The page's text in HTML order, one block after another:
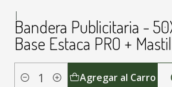
|
Bandera Publicitaria -
Base Estaca PRO +
Cantidad Agregar al Carro